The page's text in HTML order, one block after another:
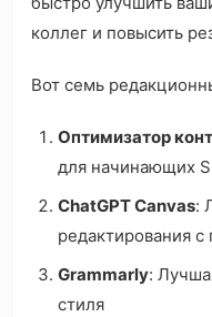
коллег и повысить
Вот семь
Оптимизатор
для начинающих
ChatGPT Canvas:
редактирования
Grammarly:
стиля